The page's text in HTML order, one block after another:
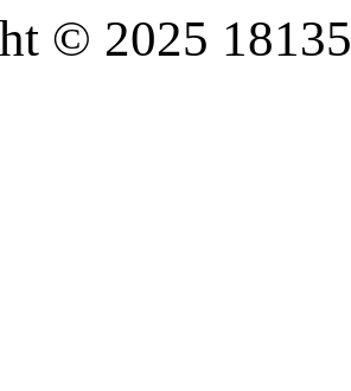
© 2025